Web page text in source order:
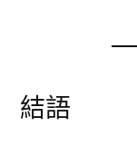
結語